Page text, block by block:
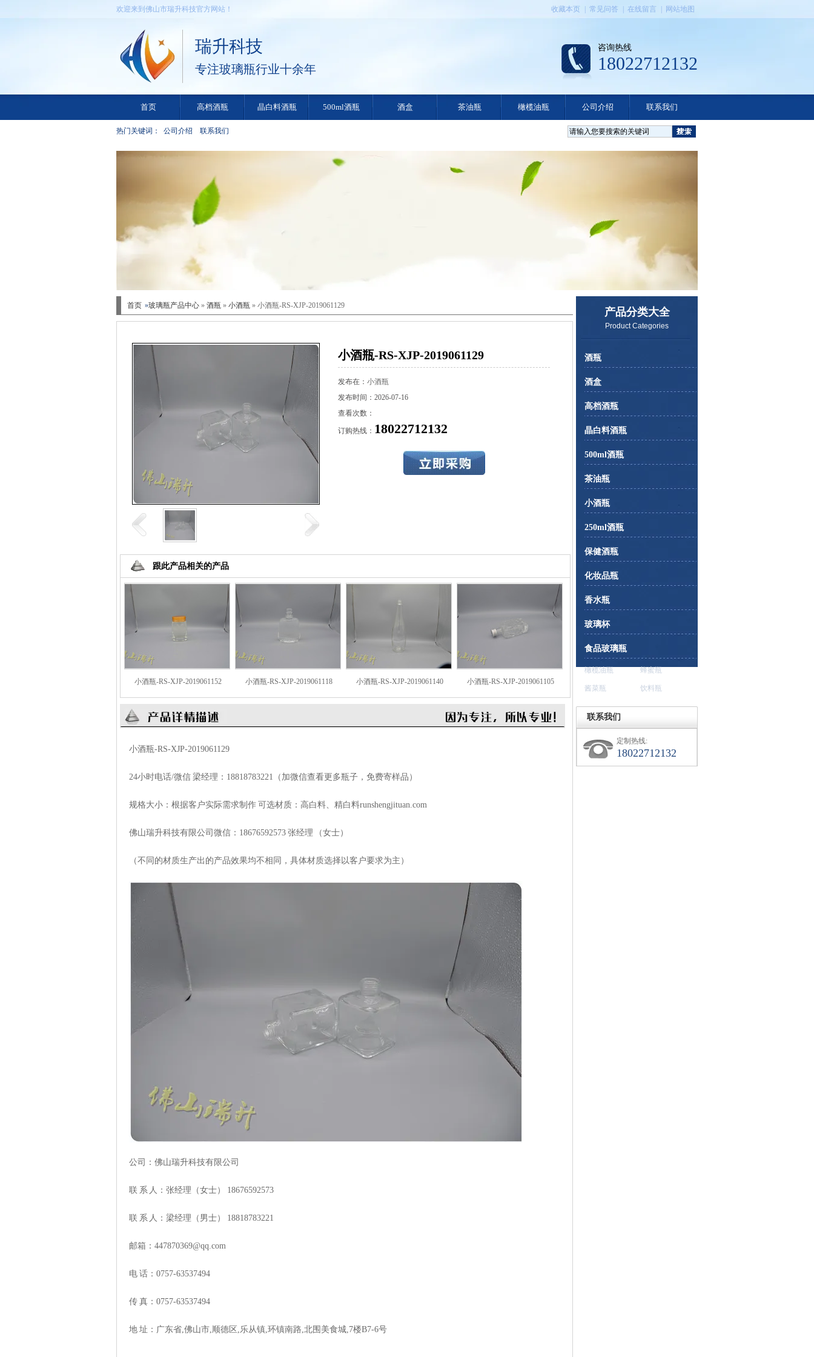
欢迎来到佛山市瑞升科技官方网站！ 收藏本页 常见问答 在线留言 网站地图
瑞升科技
专注玻璃瓶行业十余年
咨询热线
18022712132
首页 高档酒瓶 晶白料酒瓶 500ml酒瓶 酒盒 茶油瓶 橄榄油瓶 公司介绍 联系我们
热门关键词： 公司介绍 联系我们
首页 »玻璃瓶产品中心 » 酒瓶 » 小酒瓶 » 小酒瓶-RS-XJP-2019061129
小酒瓶-RS-XJP-2019061129
发布在： 小酒瓶
发布时间：2026-07-16
查看次数：
订购热线： 18022712132
跟此产品相关的产品
小酒瓶-RS-XJP-2019061152 小酒瓶-RS-XJP-2019061118 小酒瓶-RS-XJP-2019061140 小酒瓶-RS-XJP-2019061105
小酒瓶-RS-XJP-2019061129
24小时电话/微信 梁经理： 18818783221 （加微信查看更多瓶子，免费寄样品）
规格大小：根据客户实际需求制作 可选材质：高白料、精白料runshengjituan.com
佛山瑞升科技有限公司微信： 18676592573 张经理 （女士）
（不同的材质生产出的产品效果均不相同，具体材质选择以客户要求为主）
公司：佛山瑞升科技有限公司
联 系 人：张经理（女士） 18676592573
联 系 人：梁经理（男士） 18818783221
邮箱： 447870369@qq.com
电 话：0757-63537494
传 真：0757-63537494
地 址：广东省,佛山市,顺德区 ,乐从镇,环镇南路,北围美食城,7楼B7-6号
产品分类大全
Product Categories
酒瓶
酒盒
高档酒瓶
晶白料酒瓶
500ml酒瓶
茶油瓶
小酒瓶
250ml酒瓶
保健酒瓶
化妆品瓶
香水瓶
玻璃杯
食品玻璃瓶
橄榄油瓶 蜂蜜瓶
酱菜瓶 饮料瓶
联系我们
定制热线:
18022712132